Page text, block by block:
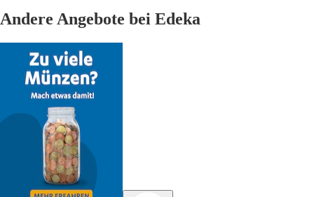
Andere Angebote bei Edeka